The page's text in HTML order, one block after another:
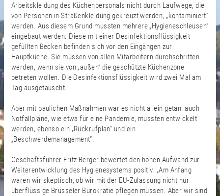
Arbeitskleidung des Küchenpersonals nicht durch Laufwege, die
von Personen in Straßenkleidung gekreuzt werden, „kontaminiert“
werden. Aus diesem Grund mussten mehrere „Hygieneschleusen“
eingebaut werden. Diese mit einer Desinfektionsflüssigkeit
gefüllten Becken befinden sich vor den Eingängen zur
Hauptküche. Sie müssen von allen Mitarbeitern durchschritten
werden, wenn sie von „außen“ die geschützte Küchenzone
betreten wollen. Die Desinfektionsflüssigkeit wird zwei Mal am
Tag ausgetauscht.
Aber mit baulichen Maßnahmen war es nicht allein getan: auch
Notfallpläne, wie etwa für eine Pandemie, mussten entwickelt
werden, ebenso ein „Rückrufplan“ und ein
„Beschwerdemanagement“.
Geschäftsführer Fritz Berger bewertet den hohen Aufwand zur
Weiterentwicklung des Hygienesystems positiv: „Am Anfang
waren wir skeptisch, ob wir mit der EU-Zulassung nicht nur
überflüssige Brüsseler Bürokratie pflegen müssen. Aber wir sind